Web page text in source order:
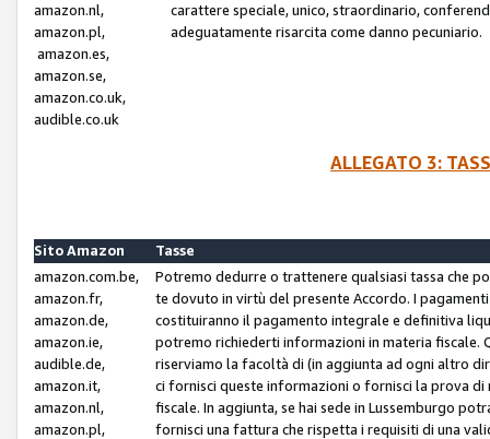
amazon.nl,
amazon.pl,
amazon.es,
amazon.se,
amazon.co.uk,
audible.co.uk
carattere speciale, unico, straordinario,
adeguatamente risarcita come danno pecuniario.
ALLEGATO 3:
Sito Amazon
Tasse
amazon.com.be,
amazon.fr,
amazon.de,
amazon.ie,
audible.de,
amazon.it,
amazon.nl,
amazon.pl,
Potremo dedurre o trattenere qualsiasi tassa che
te dovuto in virtù del presente Accordo. I
costituiranno il pagamento integrale e definitiva
potremo richiederti informazioni in materia fiscale.
riserviamo la facoltà di (in aggiunta ad ogni altro
ci fornisci queste informazioni o fornisci la prova
fiscale. In aggiunta, se hai sede in Lussemburgo
fornisci una fattura che rispetta i requisiti di una